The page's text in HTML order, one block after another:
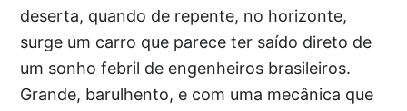
deserta, quando de repente, no horizonte,
surge um carro que parece ter saído direto de
um sonho febril de engenheiros brasileiros.
Grande, barulhento, e com uma mecânica que